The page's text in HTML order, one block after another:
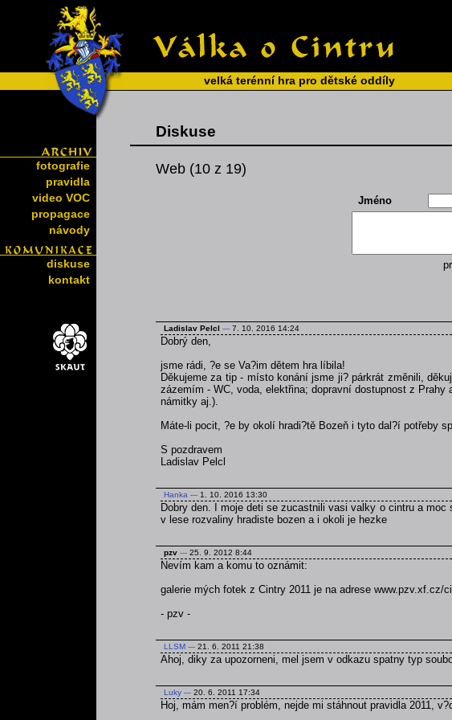
velká terénní hra pro dětské oddíly
fotografie
pravidla
video VOC
propagace
návody
diskuse
kontakt
Diskuse
Web (10 z 19)
Jméno
Ladislav Pelcl --- 7. 10. 2016 14:24
Dobrý den,
jsme rádi, ?e se Va?im dětem hra líbila!
Děkujeme za tip - místo konání jsme ji? párkrát změnili,
zázemím - WC, voda, elektřina; dopravní dostupnost z
námitky aj.).
Máte-li pocit, ?e by okolí hradi?tě Bozeň i tyto dal?í potřeby
S pozdravem
Ladislav Pelcl
Hanka --- 1. 10. 2016 13:30
Dobry den. I moje deti se zucastnili vasi valky o cintru a
v lese rozvaliny hradiste bozen a i okoli je hezke
pzv --- 25. 9. 2012 8:44
Nevím kam a komu to oznámit:
galerie mých fotek z Cintry 2011 je na adrese
- pzv -
LLSM --- 21. 6. 2011 21:38
Ahoj, diky za upozorneni, mel jsem v odkazu spatny typ
Luky --- 20. 6. 2011 17:34
Hoj, mám men?í problém, nejde mi stáhnout pravidla 2011,